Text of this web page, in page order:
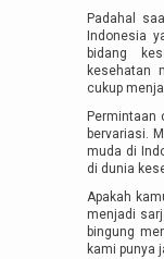
Padahal
Indonesia
bidang
kesehatan
cukup
Permintaan
bervariasi.
muda di
di dunia
Apakah
menjadi
bingung
kami punya